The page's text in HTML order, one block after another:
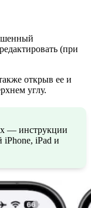
(при
открыв ее и
углу.
— инструкции
iPhone, iPad и